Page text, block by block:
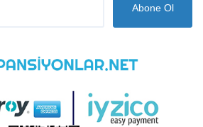
Abone Ol